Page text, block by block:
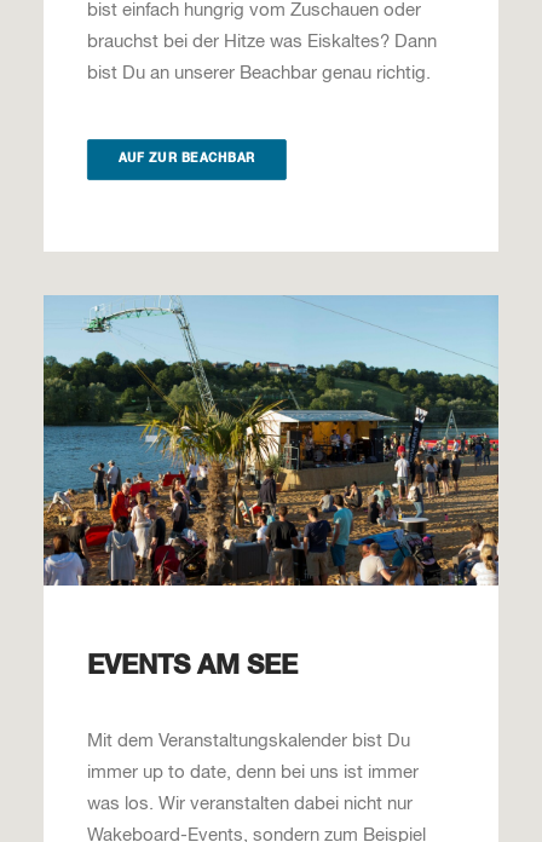
bist einfach hungrig vom Zuschauen oder
brauchst bei der Hitze was Eiskaltes? Dann
bist Du an unserer Beachbar genau richtig.
AUF ZUR BEACHBAR
EVENTS AM SEE
Mit dem Veranstaltungskalender bist Du
immer up to date, denn bei uns ist immer
was los. Wir veranstalten dabei nicht nur
Wakeboard-Events, sondern zum Beispiel